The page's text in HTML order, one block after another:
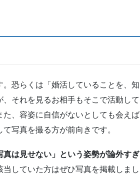
恐らくは「婚活していることを、知
それを見るお相手もそこで活動して
、容姿に自信がないとしても会えば
写真を撮る方が前向きです。
真は見せない」という姿勢が論外すぎ
していた方はぜひ写真を掲載しまし